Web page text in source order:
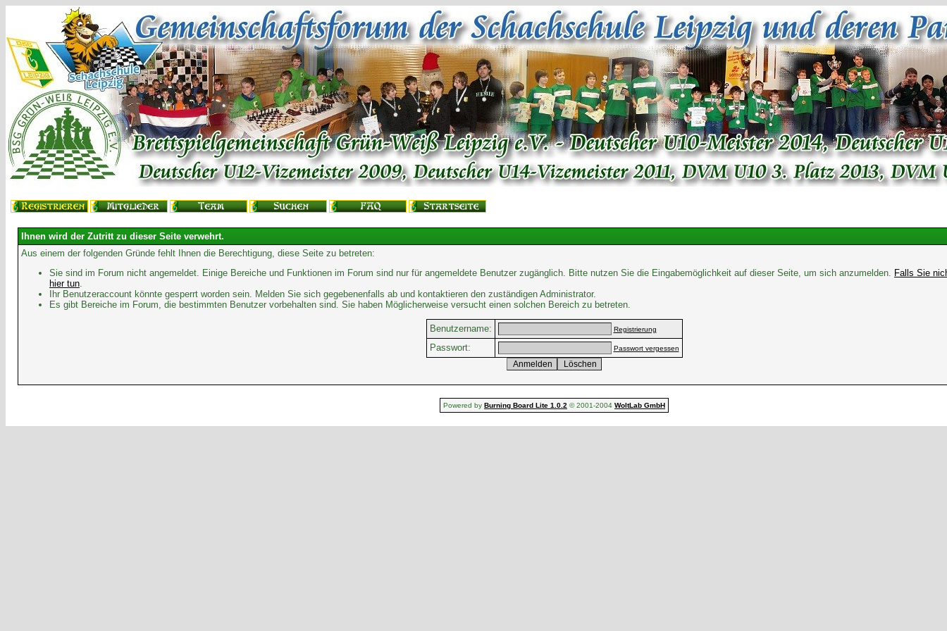
Ihnen wird der Zutritt zu dieser Seite verwehrt.
Aus einem der folgenden Gründe fehlt Ihnen die Berechtigung, diese Seite zu betreten:
Sie sind im Forum nicht angemeldet. Einige Bereiche und Funktionen im Forum sind nur für angemeldete Benutzer zugänglich. Bitte nutzen Sie die Eingabemöglichkeit auf dieser Seite, um sich anzumelden. Falls Sie
hier tun.
Ihr Benutzeraccount könnte gesperrt worden sein. Melden Sie sich gegebenenfalls ab und kontaktieren den zuständigen Administrator.
Es gibt Bereiche im Forum, die bestimmten Benutzer vorbehalten sind. Sie haben Möglicherweise versucht einen solchen Bereich zu betreten.
Benutzername: Registrierung
Passwort: Passwort vergessen
Powered by Burning Board Lite 1.0.2 © 2001-2004 WoltLab GmbH